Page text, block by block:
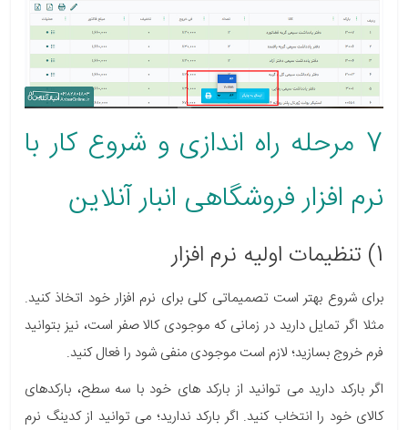
7 مرحله راه اندازی و شروع کار با
نرم افزار فروشگاهی انبار آنلاین
1) تنظیمات اولیه نرم افزار
برای شروع بهتر است تصمیماتی کلی برای نرم افزار خود اتخاذ کنید.
مثلا اگر تمایل دارید در زمانی که موجودی کالا صفر است، نیز بتوانید
فرم خروج بسازید؛ لازم است موجودی منفی شود را فعال کنید.
اگر بارکد دارید می توانید از بارکد های خود با سه سطح، بارکدهای
کالای خود را انتخاب کنید. اگر بارکد ندارید؛ می توانید از کدینگ نرم